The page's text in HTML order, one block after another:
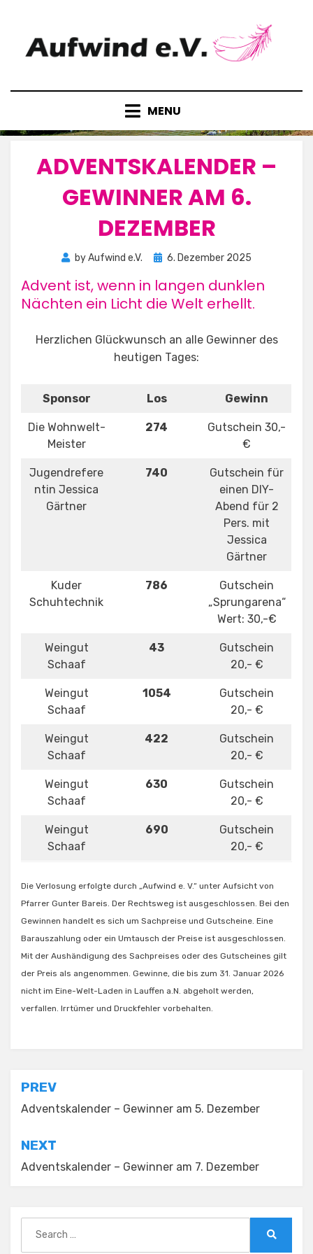
content
MENU
ADVENTSKALENDER –
GEWINNER AM 6.
DEZEMBER
byAufwind e.V.
Posted
6. Dezember 2025
Advent ist, wenn in langen dunklen
Nächten ein Licht die Welt erhellt.
Herzlichen Glückwunsch an alle Gewinner des
heutigen Tages:
Sponsor Los Gewinn
Die Wohnwelt-
Meister
274
Gutschein 30,-
€
Jugendrefere
ntin Jessica
Gärtner
740
Gutschein für
einen DIY-
Abend für 2
Pers. mit
Jessica
Gärtner
Kuder
Schuhtechnik
786
Gutschein
„Sprungarena“
Wert: 30,-€
Weingut
Schaaf
43
Gutschein
20,- €
Weingut
Schaaf
1054
Gutschein
20,- €
Weingut
Schaaf
422
Gutschein
20,- €
Weingut
Schaaf
630
Gutschein
20,- €
Weingut
Schaaf
690
Gutschein
20,- €
Die Verlosung erfolgte durch „Aufwind e. V.“ unter Aufsicht von
Pfarrer Gunter Bareis. Der Rechtsweg ist ausgeschlossen. Bei den
Gewinnen handelt es sich um Sachpreise und Gutscheine. Eine
Barauszahlung oder ein Umtausch der Preise ist ausgeschlossen.
Mit der Aushändigung des Sachpreises oder des Gutscheines gilt
der Preis als angenommen. Gewinne, die bis zum 31. Januar 2026
nicht im Eine-Welt-Laden in Lauffen a.N. abgeholt werden,
verfallen.​ Irrtümer und Druckfehler vorbehalten.
Beitragsnavigation
PREV
Adventskalender – Gewinner am 5. Dezember
NEXT
Adventskalender – Gewinner am 7. Dezember
for: